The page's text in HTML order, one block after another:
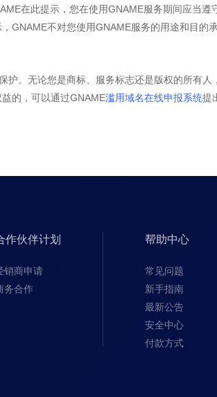
在此提示，您在使用GNAME服务期间应当
GNAME不对您使用GNAME服务的用途和目的承
护。无论您是商标、服务标志还是版权的所有
的，可以通过GNAME滥用域名在线申报系统提
作伙伴计划
销商申请
务合作
帮助中心
常见问题
新手指南
最新公告
安全中心
付款方式